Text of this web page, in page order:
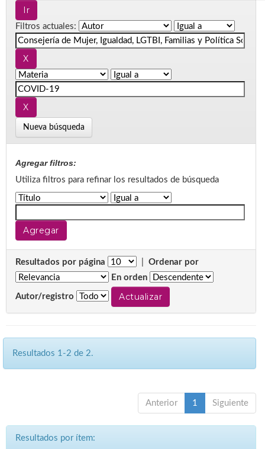
Filtros actuales:
Nueva búsqueda
Agregar filtros:
Utiliza filtros para refinar los resultados de búsqueda
Resultados por página
Ordenar por
En orden
Autor/registro
Resultados 1-2 de 2.
Anterior 1 Siguiente
Resultados por ítem: